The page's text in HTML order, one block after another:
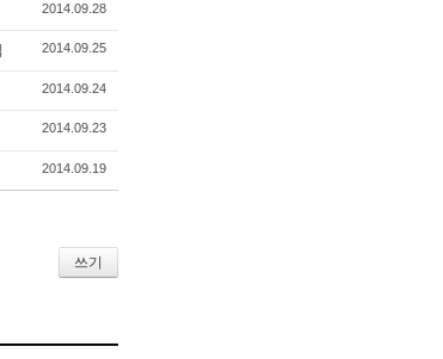
2014.09.28
2014.09.25
2014.09.24
2014.09.23
2014.09.19
쓰기